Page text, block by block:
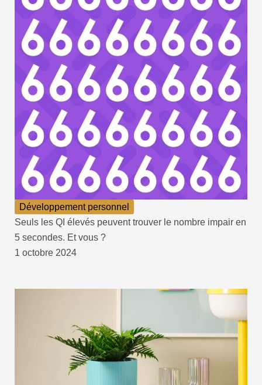
Développement personnel
Seuls les QI élevés peuvent trouver le nombre impair en
5 secondes. Et vous ?
1 octobre 2024